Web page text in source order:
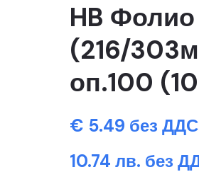
HB
(216/
оп.100
€ 5.49 без ДДС
10.74 лв. без